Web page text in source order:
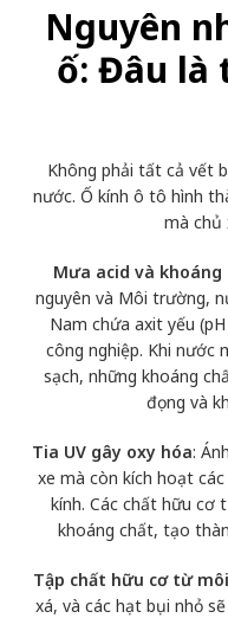
Nguyên
ố: Đâu là
Không phải tất cả vết
nước. Ố kính ô tô hình
mà chủ
Mưa acid và khoáng
nguyên và Môi trường,
Nam chứa axit yếu
công nghiệp. Khi nước
sạch, những khoáng
đọng và
Tia UV gây oxy hóa:
xe mà còn kích hoạt
kính. Các chất hữu cơ
khoáng chất, tạo
Tập chất hữu cơ từ
xá, và các hạt bụi nhỏ